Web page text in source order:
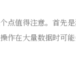
点值得注意。首先
作在大量数据时可